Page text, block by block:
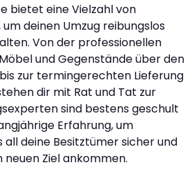
bietet eine Vielzahl von
deinen Umzug reibungslos
Von der professionellen
und Gegenstände über den
zur termingerechten Lieferung
dir mit Rat und Tat zur
sind bestens geschult
Erfahrung, um
all deine Besitztümer sicher und
Ziel ankommen.